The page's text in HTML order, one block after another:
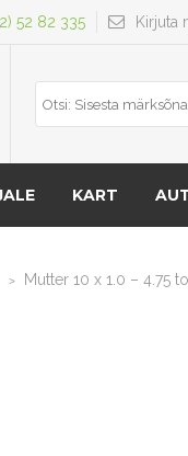
Kirjuta
52 82 335
KART
> Mutter 10 x 1.0 – 4.75